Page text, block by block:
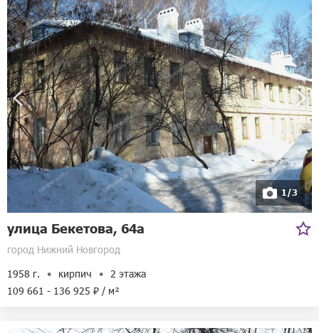
1/3
улица Бекетова, 64а
город Нижний Новгород
1958 г.
кирпич
2 этажа
109 661 - 136 925 ₽ / м²